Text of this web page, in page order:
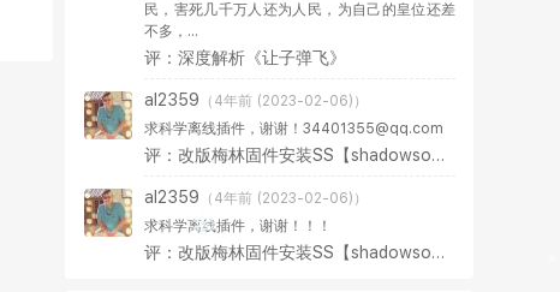
民，害死几千万人还为人民，为自己的皇位还差
不多，...
评：深度解析《让子弹飞》
al2359 （4年前 (2023-02-06)）
求科学离线插件，谢谢！34401355@qq.com
评：改版梅林固件安装SS【shadowsocks】科学上网插件教程
al2359 （4年前 (2023-02-06)）
求科学离线插件，谢谢！！！
评：改版梅林固件安装SS【shadowsocks】科学上网插件教程